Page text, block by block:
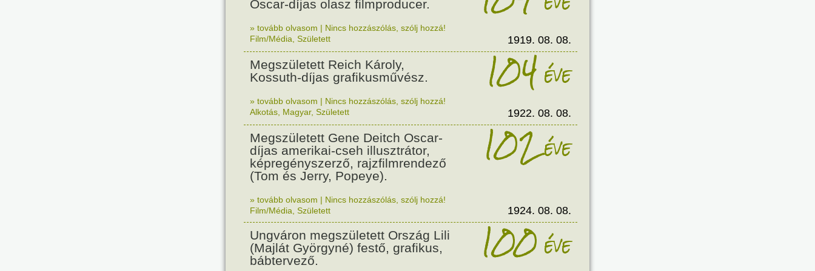
Oscar-díjas olasz filmproducer.
» tovább olvasom | Nincs hozzászólás, szólj hozzá!
Film/Média Született 1919. 08. 08.
Megszületett Reich Károly,
Kossuth-díjas grafikusművész.
104éve
» tovább olvasom | Nincs hozzászólás, szólj hozzá!
Alkotás Magyar, Született 1922. 08. 08.
Megszületett Gene Deitch Oscar-
díjas amerikai-cseh illusztrátor,
képregényszerző, rajzfilmrendező
(Tom és Jerry, Popeye).
102éve
» tovább olvasom | Nincs hozzászólás, szólj hozzá!
Film/Média Született 1924. 08. 08.
Ungváron megszületett Ország Lili
(Majlát Györgyné) festő, grafikus,
bábtervező.
100éve